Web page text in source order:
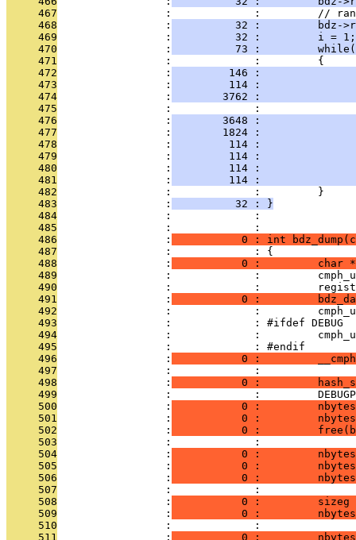
     467
:             :         //
     468
                 :
32 :
     469
                 :
          32 :         i = 1;
     470
                 :
73 :
     471
                 :             :         {
     472
                 :
146 :
     473
                 :
114 :
     474
                 :
3762 :
     475
:             :
     476
                 :
3648 :
     477
                 :
1824 :
     478
                 :
114 :
     479
                 :
114 :
     480
                 :
114 :
     481
                 :
114 :
     482
                 :             :         }
     483
                 :
          32 : }
     484
                 :             :
     485
                 :             :
     486
                 :
0 : int
     487
                 :             : {
     488
                 :
0 :         char
     489
:             :
     490
:             :
     491
                 :
0 :
     492
:             :
     493
                 :             : #ifdef DEBUG
     494
:             :
     495
                 :             : #endif
     496
                 :
0 :
     497
                 :             :
     498
                 :
0 :
     499
:             :
     500
                 :
0 :
     501
                 :
0 :
     502
                 :
0 :
     503
                 :             :
     504
                 :
0 :
     505
                 :
0 :
     506
                 :
0 :
     507
                 :             :
     508
                 :
0 :         sizeg
     509
                 :
0 :
     510
                 :             :
     511
                 :
0 :